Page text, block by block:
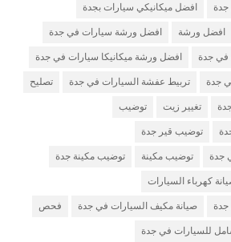
جدة افضل ميكانيكي سيارات بجدة
افضل ورشة افضل ورشة سيارات في جدة
في جدة افضل ورشة ميكانيكا سيارات في جدة
جدة تربيط عفشة السيارات في جدة تصليح
تغيير زيت توضيب
توضيب قير جدة
جدة توضيب مكينة توضيب مكينة جدة
كهرباء السيارات
جدة صيانة مكيف السيارات في جدة فحص
للسيارات في جدة